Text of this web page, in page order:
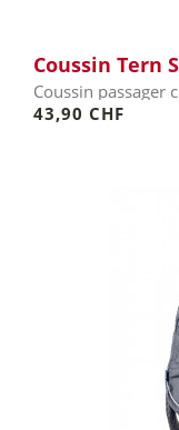
Coussin Tern
Coussin passager
43,90 CHF